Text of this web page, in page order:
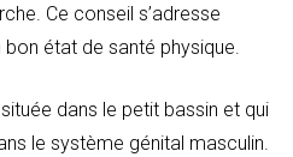
Ce conseil s’adresse
état de santé physique.
dans le petit bassin et qui
le système génital masculin.